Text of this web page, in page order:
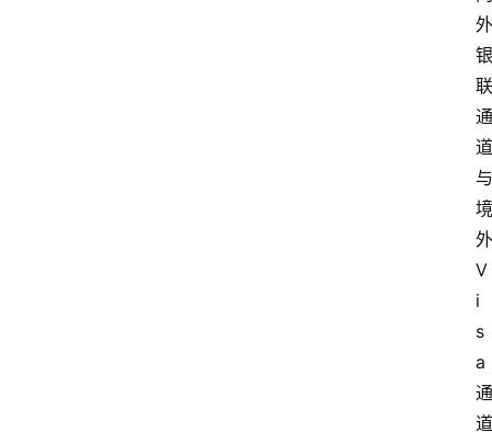
外
银
联
通
道
与
境
外
V
i
s
a
通
道